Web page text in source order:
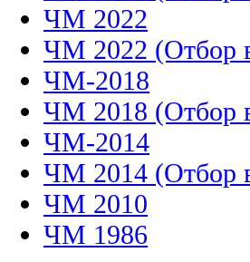
ЧМ 2022
ЧМ 2022 (Отбор
ЧМ-2018
ЧМ 2018 (Отбор
ЧМ-2014
ЧМ 2014 (Отбор
ЧМ 2010
ЧМ 1986